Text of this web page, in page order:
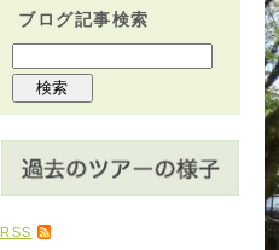
ブログ記事検索
RSS